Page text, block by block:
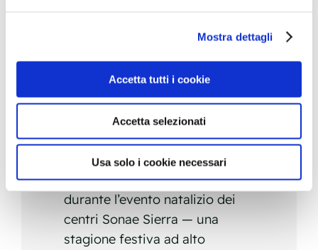
Mostra dettagli
Accetta tutti i cookie
Accetta selezionati
Usa solo i cookie necessari
SPONSORIZZAZIONE
Natale
Un’opportunità unica per
mettere in risalto il tuo marchio
durante l’evento natalizio dei
centri Sonae Sierra — una
stagione festiva ad alto